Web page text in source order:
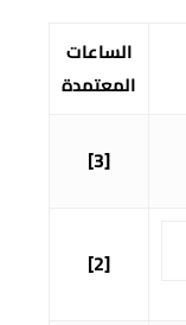
الساعات
المعتمدة
[3]
[2]